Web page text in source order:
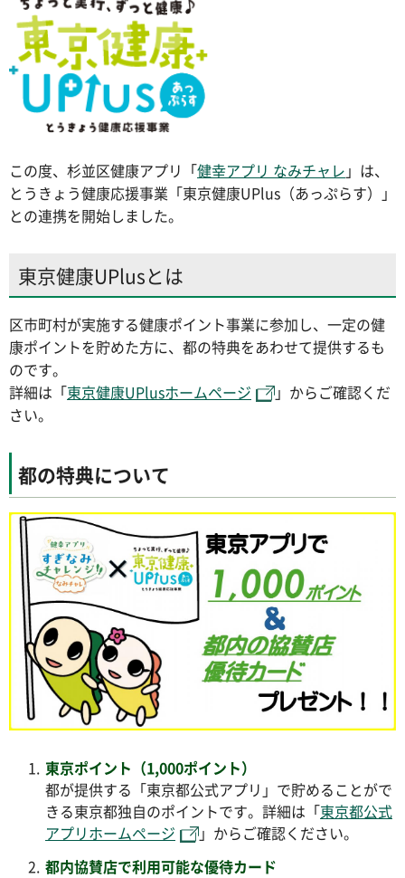
この度、杉並区健康アプリ「健幸アプリ なみチャレ 」は、
とうきょう健康応援事業「東京健康UPlus（あっぷらす）」
との連携を開始しました。
東京健康UPlusとは
区市町村が実施する健康ポイント事業に参加し、一定の健
康ポイントを貯めた方に、都の特典をあわせて提供するも
のです。
詳細は「東京健康UPlusホームページ
」からご確認くだ
さい。
都の特典について
東京ポイント（1,000ポイント）
都が提供する「東京都公式アプリ」で貯めることがで
きる東京都独自のポイントです。詳細は「東京都公式
アプリホームページ
」からご確認ください。
都内協賛店で利用可能な優待カード